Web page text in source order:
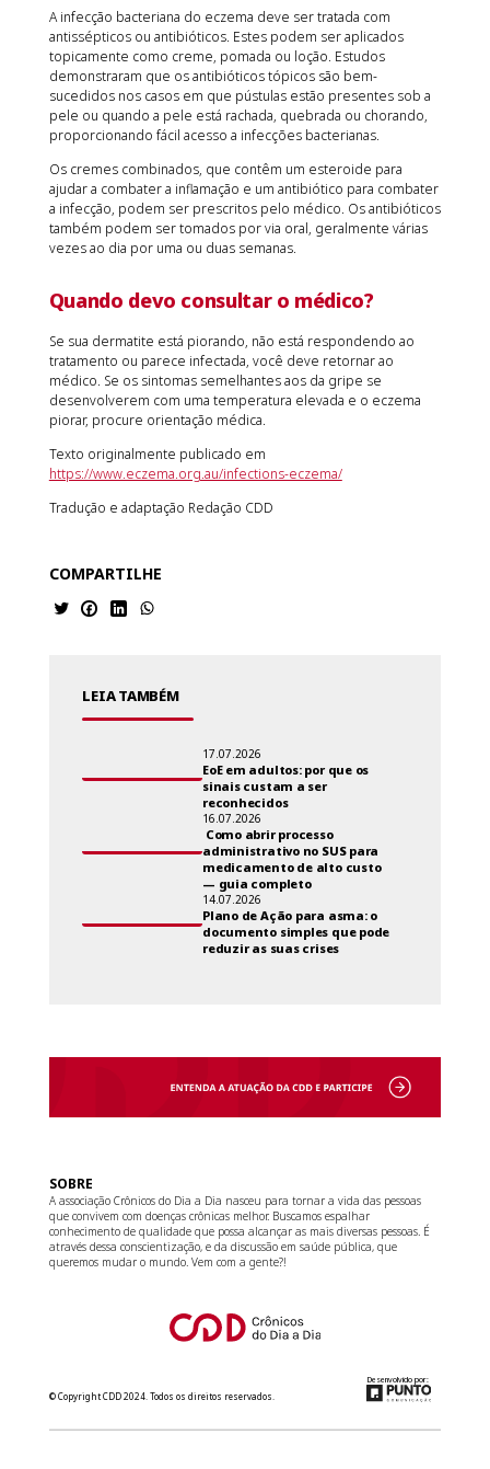
A infecção bacteriana do eczema deve ser tratada com
antissépticos ou antibióticos. Estes podem ser aplicados
topicamente como creme, pomada ou loção. Estudos
demonstraram que os antibióticos tópicos são bem-
sucedidos nos casos em que pústulas estão presentes sob a
pele ou quando a pele está rachada, quebrada ou chorando,
proporcionando fácil acesso a infecções bacterianas.
Os cremes combinados, que contêm um esteroide para
ajudar a combater a inflamação e um antibiótico para combater
a infecção, podem ser prescritos pelo médico. Os antibióticos
também podem ser tomados por via oral, geralmente várias
vezes ao dia por uma ou duas semanas.
Quando devo consultar o médico?
Se sua dermatite está piorando, não está respondendo ao
tratamento ou parece infectada, você deve retornar ao
médico. Se os sintomas semelhantes aos da gripe se
desenvolverem com uma temperatura elevada e o eczema
piorar, procure orientação médica.
Texto originalmente publicado em
https://www.eczema.org.au/infections-eczema/
Tradução e adaptação Redação CDD
COMPARTILHE
LEIA TAMBÉM
17.07.2026
EoE em adultos: por que os
sinais custam a ser
reconhecidos
16.07.2026
Como abrir processo
administrativo no SUS para
medicamento de alto custo
— guia completo
14.07.2026
Plano de Ação para asma: o
documento simples que pode
reduzir as suas crises
SOBRE
A associação Crônicos do Dia a Dia nasceu para tornar a vida das pessoas
que convivem com doenças crônicas melhor. Buscamos espalhar
conhecimento de qualidade que possa alcançar as mais diversas pessoas. É
através dessa conscientização, e da discussão em saúde pública, que
queremos mudar o mundo. Vem com a gente?!
© Copyright CDD 2024. Todos os direitos reservados.
Desenvolvido por: